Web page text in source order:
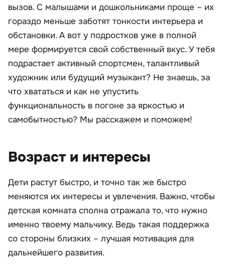
вызов. С малышами и дошкольниками проще – их
гораздо меньше заботят тонкости интерьера и
обстановки. А вот у подростков уже в полной
мере формируется свой собственный вкус. У тебя
подрастает активный спортсмен, талантливый
художник или будущий музыкант? Не знаешь, за
что хвататься и как не упустить
функциональность в погоне за яркостью и
самобытностью? Мы расскажем и поможем!
Возраст и интересы
Дети растут быстро, и точно так же быстро
меняются их интересы и увлечения. Важно, чтобы
детская комната сполна отражала то, что нужно
именно твоему мальчику. Ведь такая поддержка
со стороны близких – лучшая мотивация для
дальнейшего развития.